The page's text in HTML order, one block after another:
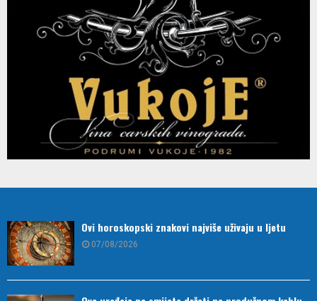
Ovi horoskopski znakovi najviše uživaju u ljetu
07/08/2026